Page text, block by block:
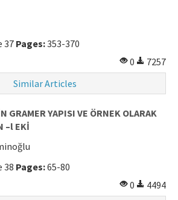
37Pages:353-370
0
7257
Similar Articles
GRAMER YAPISI VE ÖRNEK OLARAK
–l EKİ
38 Pages:65-80
0
4494